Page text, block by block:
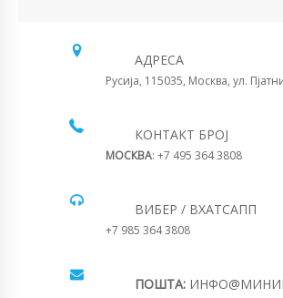
АДРЕСА
Русија, 115035, Москва, ул.
КОНТАКТ БРОЈ
МОСКВА: +7 495 364 3808
ВИБЕР / ВХАТСАПП
+7 985 364 3808
ПОШТА: